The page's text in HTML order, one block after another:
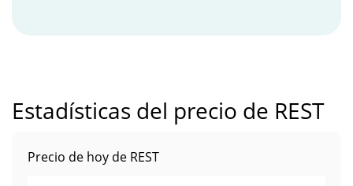
Estadísticas del precio de REST
Precio de hoy de REST